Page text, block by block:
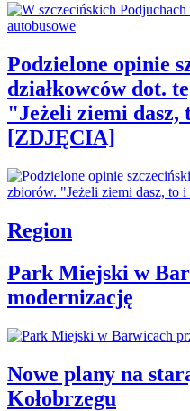
Podzielone opinie
działkowców dot.
"Jeżeli ziemi dasz,
[ZDJĘCIA]
Region
Park Miejski w
modernizację
Nowe plany na
Kołobrzegu